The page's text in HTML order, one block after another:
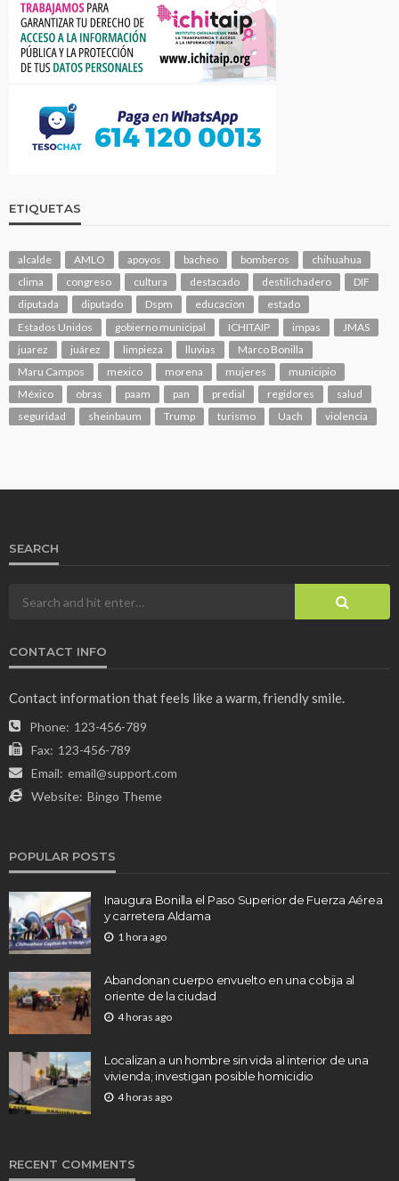
ETIQUETAS
alcalde AMLO apoyos bacheo bomberos
chihuahua
clima
congreso cultura destacado destilichadero
DIF
diputada
diputado Dspm educacion
estado
Estados Unidos
gobierno municipal ICHITAIP impas
JMAS
juarez
juárez limpieza lluvias
Marco Bonilla
Maru Campos
mexico morena mujeres
municipio
México
obras paam pan predial regidores
salud
seguridad
sheinbaum Trump turismo Uach violencia
SEARCH
CONTACT INFO
Contact information that feels like a warm, friendly smile.
Phone: 123-456-789
Fax: 123-456-789
Email: email@support.com
Website: Bingo Theme
POPULAR POSTS
Inaugura Bonilla el Paso Superior de Fuerza Aérea
y carretera Aldama
1 hora ago
Abandonan cuerpo envuelto en una cobija al
oriente de la ciudad
4 horas ago
Localizan a un hombre sin vida al interior de una
vivienda; investigan posible homicidio
4 horas ago
RECENT COMMENTS